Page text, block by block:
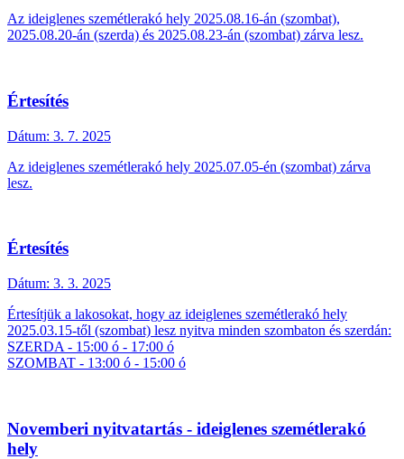
Az ideiglenes szemétlerakó hely 2025.08.16-án (szombat),
2025.08.20-án (szerda) és 2025.08.23-án (szombat) zárva lesz.
Értesítés
Dátum: 3. 7. 2025
Az ideiglenes szemétlerakó hely 2025.07.05-én (szombat) zárva
lesz.
Értesítés
Dátum: 3. 3. 2025
Értesítjük a lakosokat, hogy az ideiglenes szemétlerakó hely
2025.03.15-től (szombat) lesz nyitva minden szombaton és szerdán:
SZERDA - 15:00 ó - 17:00 ó
SZOMBAT - 13:00 ó - 15:00 ó
Novemberi nyitvatartás - ideiglenes szemétlerakó
hely